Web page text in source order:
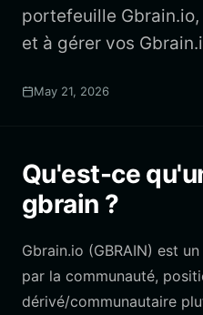
portefeuille
et à gérer vos
May 21, 2026
Qu'est-ce
gbrain ?
Gbrain.io (GBRAIN) est
par la communauté,
dérivé/communautaire